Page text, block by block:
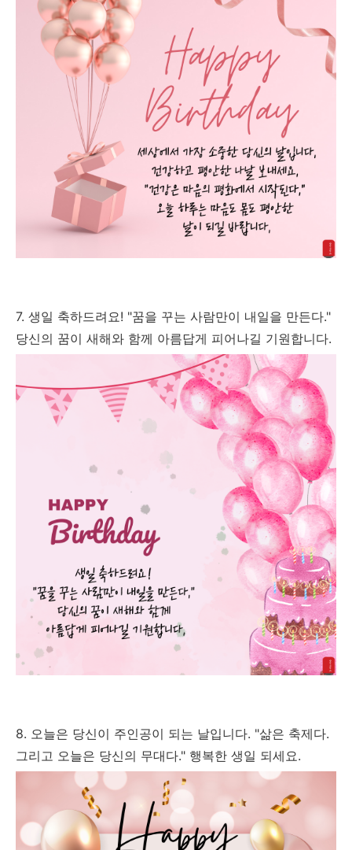
7. 생일 축하드려요! "꿈을 꾸는 사람만이 내일을 만든다."
당신의 꿈이 새해와 함께 아름답게 피어나길 기원합니다.
8. 오늘은 당신이 주인공이 되는 날입니다. "삶은 축제다.
그리고 오늘은 당신의 무대다." 행복한 생일 되세요.